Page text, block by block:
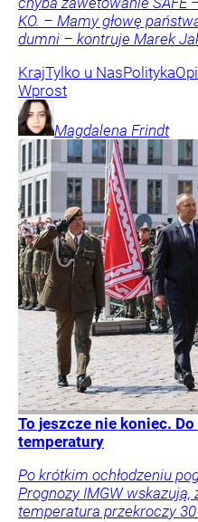
KO. – Mamy głowę
dumni – kontruje Marek
KrajTylko u NasPolityka
Wprost
Magdalena Frindt
To jeszcze nie koniec.
temperatury
Po krótkim ochłodzeniu
Prognozy IMGW
temperatura przekroczy 30